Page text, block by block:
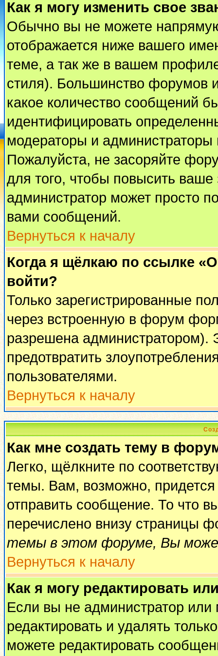
Как я могу изменить свое
Обычно вы не можете
отображается ниже вашего
теме, а так же в вашем
стиля). Большинство форумов
какое количество сообщений
идентифицировать
модераторы и администраторы
Пожалуйста, не засоряйте
для того, чтобы повысить
администратор может просто
вами сообщений.
Вернуться к началу
Когда я щёлкаю по ссылке
войти?
Только зарегистрированные
через встроенную в форум
разрешена администратором).
предотвратить
пользователями.
Вернуться к началу
Как мне создать тему в
Легко, щёлкните по
темы. Вам, возможно, придется
отправить сообщение. То что
перечислено внизу страницы
темы в этом форуме, Вы
Вернуться к началу
Как я могу редактировать
Если вы не администратор
редактировать и удалять
можете редактировать